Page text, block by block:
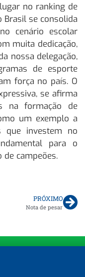
no ranking de
Brasil se consolida
cenário escolar
muita dedicação,
nossa delegação,
de esporte
força no país. O
se afirma
na formação de
um exemplo a
que investem no
para o
campeões.
PRÓXIMO
Nota de pesar